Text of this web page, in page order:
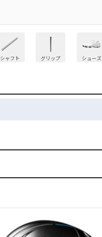
シャフト グリップ シューズ